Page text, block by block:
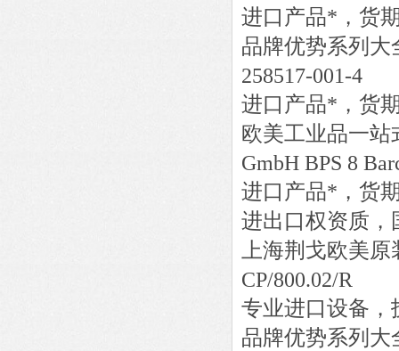
进口产品*，货
品牌优势系列大
258517-001-4
进口产品*，货
欧美工业品一
GmbH BPS 8
进口产品*，货
进出口权资质，
上海荆戈欧美
CP/800.02/R
专业进口设备，
品牌优势系列大